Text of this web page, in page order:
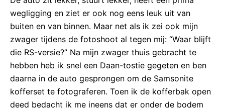
wegligging en ziet er ook nog eens leuk uit van
buiten en van binnen. Maar net als ik zei ook mijn
zwager tijdens de fotoshoot al tegen mij: “Waar blijft
die RS-versie?” Na mijn zwager thuis gebracht te
hebben heb ik snel een Daan-tostie gegeten en ben
daarna in de auto gesprongen om de Samsonite
kofferset te fotograferen. Toen ik de kofferbak open
deed bedacht ik me ineens dat er onder de bodem